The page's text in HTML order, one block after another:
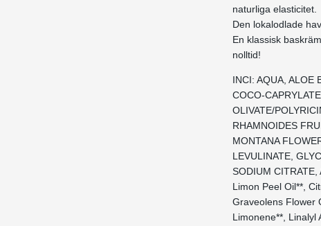
naturliga elasticitet.
Den lokalodlade
En klassisk
nolltid!
INCI: AQUA, ALOE
COCO-
OLIVATE/
RHAMNOIDES
MONTANA
LEVULINATE,
SODIUM CITRATE,
Limon Peel Oil**,
Graveolens Flower
Limonene**, Linalyl